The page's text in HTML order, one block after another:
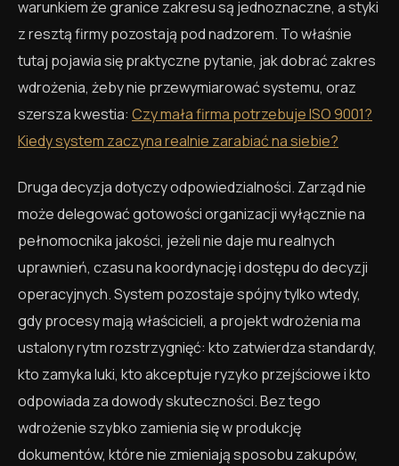
warunkiem że granice zakresu są jednoznaczne, a styki
z resztą firmy pozostają pod nadzorem. To właśnie
tutaj pojawia się praktyczne pytanie, jak dobrać zakres
wdrożenia, żeby nie przewymiarować systemu, oraz
szersza kwestia: Czy mała firma potrzebuje ISO 9001?
Kiedy system zaczyna realnie zarabiać na siebie?
Druga decyzja dotyczy odpowiedzialności. Zarząd nie
może delegować gotowości organizacji wyłącznie na
pełnomocnika jakości, jeżeli nie daje mu realnych
uprawnień, czasu na koordynację i dostępu do decyzji
operacyjnych. System pozostaje spójny tylko wtedy,
gdy procesy mają właścicieli, a projekt wdrożenia ma
ustalony rytm rozstrzygnięć: kto zatwierdza standardy,
kto zamyka luki, kto akceptuje ryzyko przejściowe i kto
odpowiada za dowody skuteczności. Bez tego
wdrożenie szybko zamienia się w produkcję
dokumentów, które nie zmieniają sposobu zakupów,